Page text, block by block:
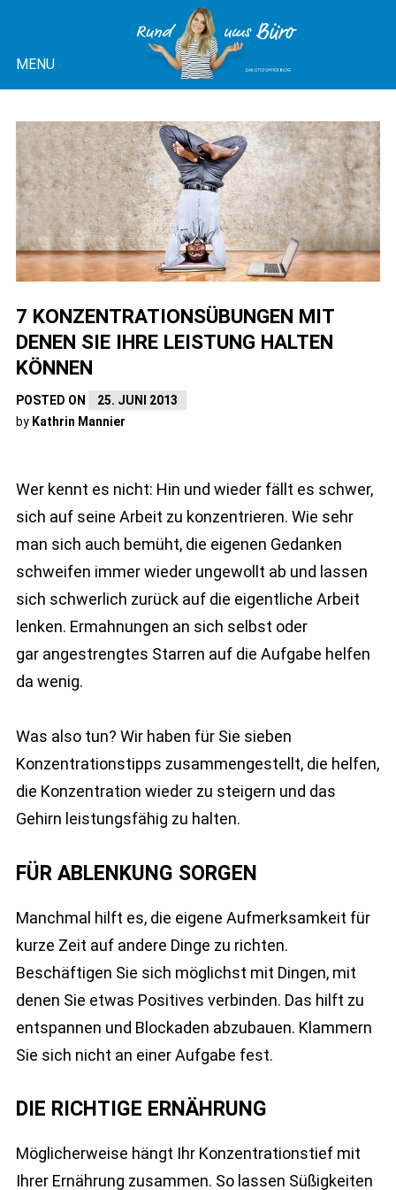
content
RUND UMS BÜRO
MENU
7 KONZENTRATIONSÜBUNGEN MIT
DENEN SIE IHRE LEISTUNG HALTEN
KÖNNEN
POSTED ON
25. JUNI 2013
by Kathrin Mannier
Wer kennt es nicht: Hin und wieder fällt es schwer,
sich auf seine Arbeit zu konzentrieren. Wie sehr
man sich auch bemüht, die eigenen Gedanken
schweifen immer wieder ungewollt ab und lassen
sich schwerlich zurück auf die eigentliche Arbeit
lenken. Ermahnungen an sich selbst oder
gar angestrengtes Starren auf die Aufgabe helfen
da wenig.
Was also tun? Wir haben für Sie sieben
Konzentrationstipps zusammengestellt, die helfen,
die Konzentration wieder zu steigern und das
Gehirn leistungsfähig zu halten.
FÜR ABLENKUNG SORGEN
Manchmal hilft es, die eigene Aufmerksamkeit für
kurze Zeit auf andere Dinge zu richten.
Beschäftigen Sie sich möglichst mit Dingen, mit
denen Sie etwas Positives verbinden. Das hilft zu
entspannen und Blockaden abzubauen. Klammern
Sie sich nicht an einer Aufgabe fest.
DIE RICHTIGE ERNÄHRUNG
Möglicherweise hängt Ihr Konzentrationstief mit
Ihrer Ernährung zusammen. So lassen Süßigkeiten